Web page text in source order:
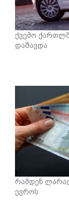
ქვემო
დაშავდა
რამდენ
ევროს